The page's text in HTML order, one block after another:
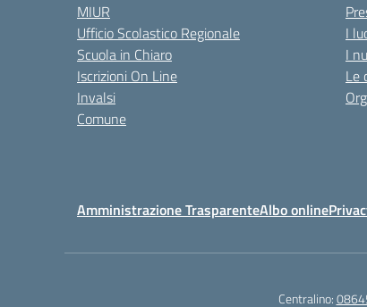
MIUR
Ufficio Scolastico Regionale
Scuola in Chiaro
Iscrizioni On Line
Invalsi
Comune
I
I
Le
Amministrazione TrasparenteAlbo online
Centralino: